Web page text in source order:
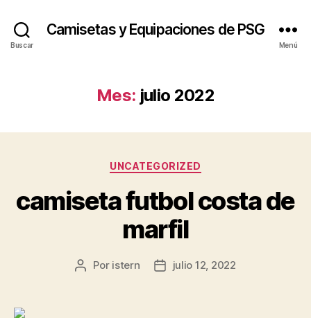
Buscar
Camisetas y Equipaciones de PSG
Menú
Mes: julio 2022
Categorías
UNCATEGORIZED
camiseta futbol costa de
marfil
Autor
Por istern
Fechajulio 12, 2022